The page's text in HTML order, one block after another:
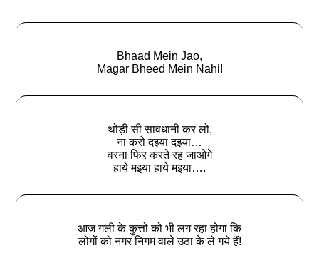
Bhaad Mein Jao,
Magar Bheed Mein Nahi!
थोड़ी सी सावधानी कर लो,
ना करो दइया दइया…
वरना फिर करते रह जाओगे
हाये मइया हाये मइया….
आज गली के कुत्तो को भी लग रहा होगा कि
लोगों को नगर निगम वाले उठा के ले गये हैं!